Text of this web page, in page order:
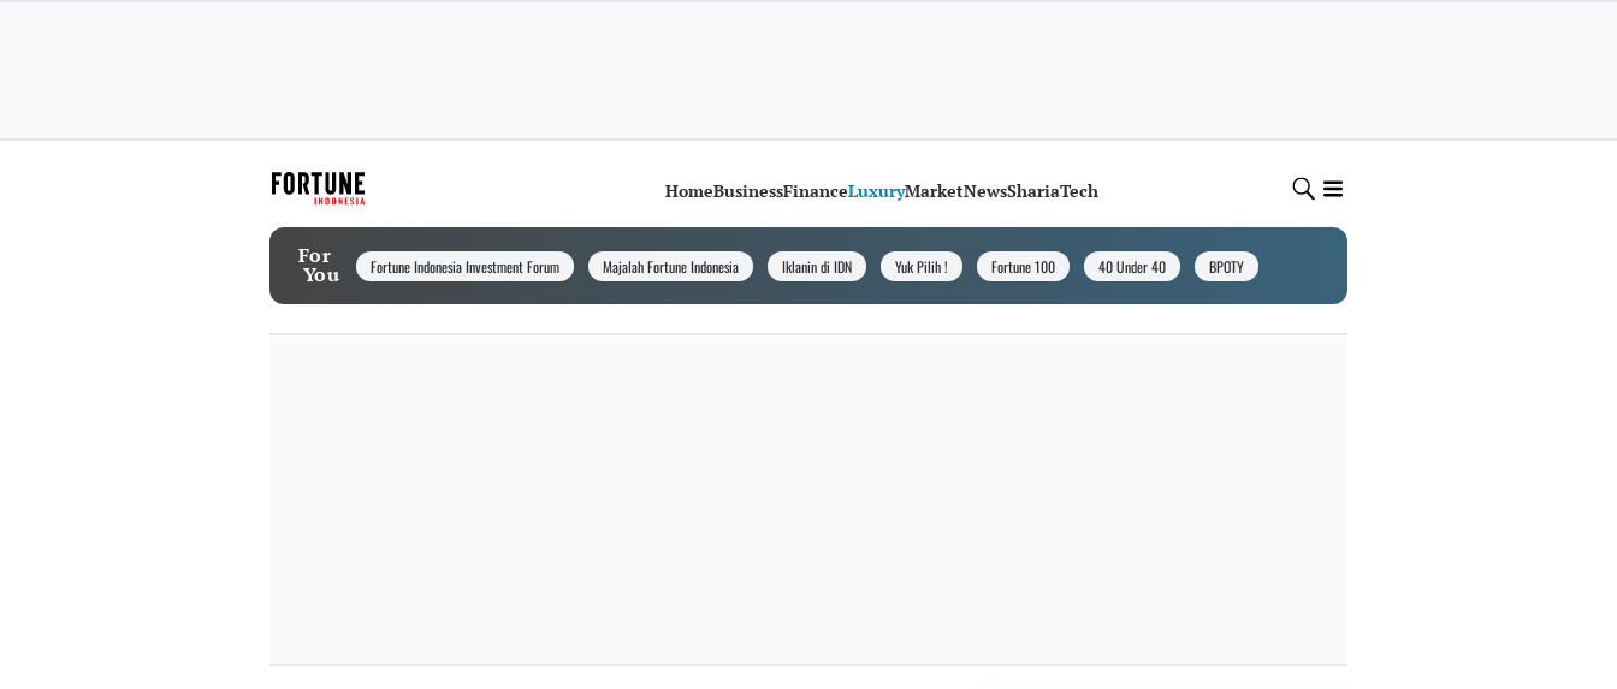
HomeBusinessFinanceLuxuryMarketNewsShariaTech
For
You Fortune Indonesia Investment Forum Majalah Fortune Indonesia Iklanin di IDN Yuk Pilih ! Fortune 100 40 Under 40 BPOTY